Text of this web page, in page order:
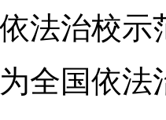
法治校示
全国依法